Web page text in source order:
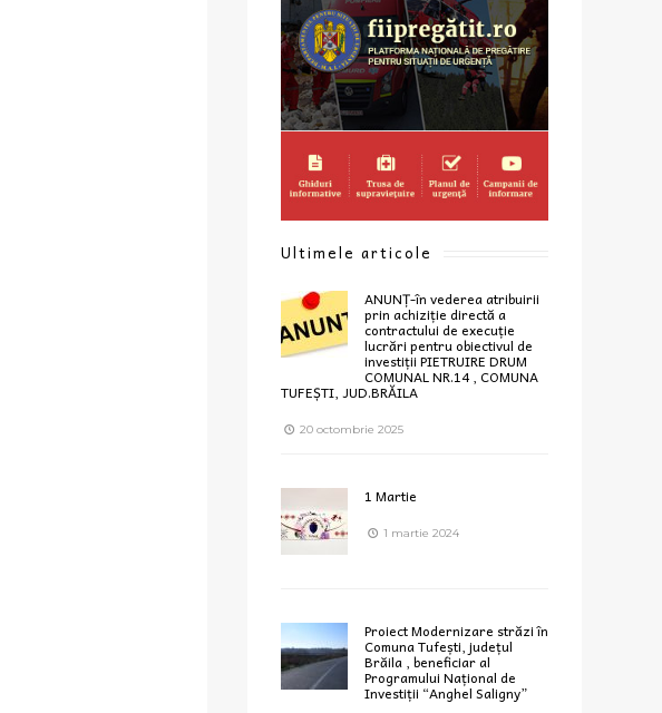
Ultimele articole
ANUNȚ-în vederea atribuirii
prin achiziție directă a
contractului de execuție
lucrări pentru obiectivul de
investiții PIETRUIRE DRUM
COMUNAL NR.14 , COMUNA
TUFEȘTI, JUD.BRĂILA
20 octombrie 2025
1 Martie
1 martie 2024
Proiect Modernizare străzi în
Comuna Tufești, județul
Brăila , beneficiar al
Programului Național de
Investiții “Anghel Saligny”